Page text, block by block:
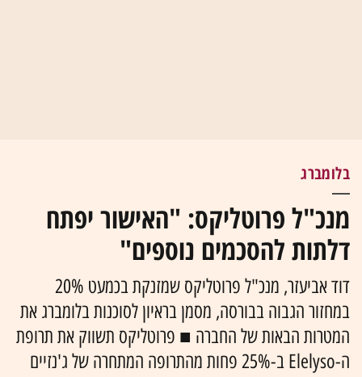
בלומברג
מנכ"ל פרוטליקס: "האישור יפתח
דלתות להסכמים נוספים"
דוד אביעזר, מנכ"ל פרוטליקס שמזנקת בכמעט 20%
במחזור הגבוה בבורסה, מסמן בראיון לסוכנות בלומברג את
המטרות הבאות של החברה ■ פרוטליקס תשווק את תרופת
ה-Elelyso ב-25% פחות מהתרופה המתחרה של ג'נזיים